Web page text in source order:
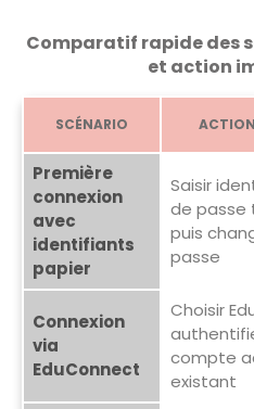
Comparatif rapide des
et action
SCÉNARIO
Première
connexion
avec
identifiants
papier
Saisir
de passe
puis
passe
Connexion
via
EduConnect
Choisir
compte
existant